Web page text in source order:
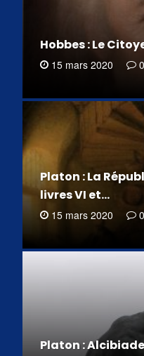
Hobbes : Le
15 mars 2020 0
Platon : La
livres VI et…
15 mars 2020 0
Platon :